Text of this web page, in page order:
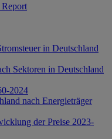
in Deutschland
Sektoren in Deutschland
2024
nach Energieträger
der Preise 2023-